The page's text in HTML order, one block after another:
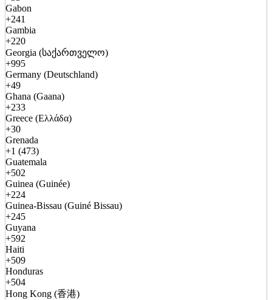
Gabon
+241
Gambia
+220
Georgia (საქართველო)
+995
Germany (Deutschland)
+49
Ghana (Gaana)
+233
Greece (Ελλάδα)
+30
Grenada
+1 (473)
Guatemala
+502
Guinea (Guinée)
+224
Guinea-Bissau (Guiné Bissau)
+245
Guyana
+592
Haiti
+509
Honduras
+504
Hong Kong (香港)